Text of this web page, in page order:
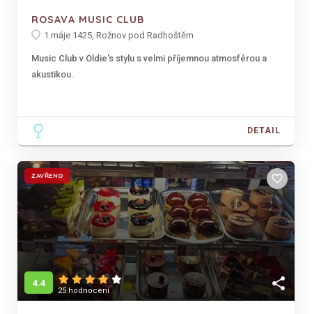
ROSAVA MUSIC CLUB
1.máje 1425, Rožnov pod Radhoštěm
Music Club v Oldie's stylu s velmi příjemnou atmosférou a
akustikou.
DETAIL
ZAVŘENO
share
4.4
25 hodnocení
favorite_border